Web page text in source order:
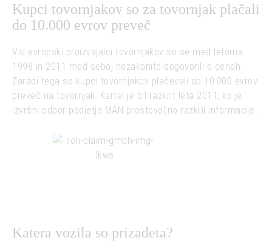
Kupci tovornjakov so za tovornjak plačali
do 10.000 evrov preveč
Vsi evropski proizvajalci tovornjakov so se med letoma
1998 in 2011 med seboj nezakonito dogovorili o cenah.
Zaradi tega so kupci tovornjakov plačevali do 10.000 evrov
preveč na tovornjak. Kartel je bil razkrit leta 2011, ko je
izvršni odbor podjetja MAN prostovoljno razkril informacije.
Katera vozila so prizadeta?